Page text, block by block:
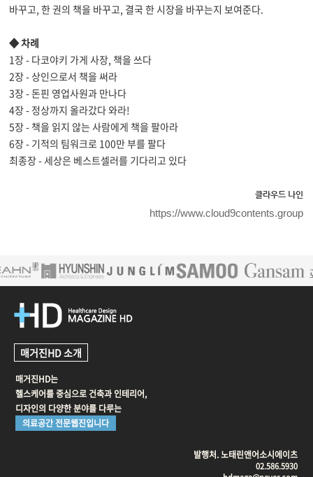
바꾸고,한 권의 책을 바꾸고, 결국 한 시장을 바꾸는지 보여준다.
◆차례
1장 - 다코야키 가게 사장, 책을 쓰다
2장 - 상인으로서 책을 써라
3장 - 돈핀 영업사원과 만나다
4장 - 정상까지 올라갔다 와라!
5장 - 책을 읽지 않는 사람에게 책을 팔아라
6장 - 기적의 팀워크로 100만 부를 팔다
최종장 - 세상은 베스트셀러를 기다리고 있다
클라우드 나인
https://www.cloud9contents.group
매거진HD 소개
매거진HD는
헬스케어를 중심으로 건축과 인테리어,
디자인의 다양한 분야를 다루는
의료공간 전문웹진입니다
발행처. 노태린앤어소시에이츠
02.586.5930